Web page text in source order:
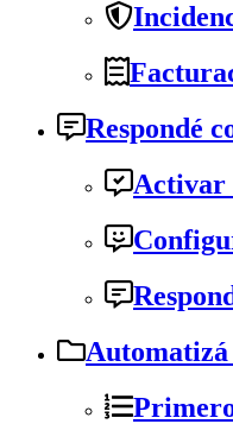
Respondé
Activar